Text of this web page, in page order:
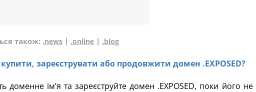
також: .news | .online | .blog
зареєструвати або продовжити домен .EXPOSED?
доменне ім’я та зареєструйте домен .EXPOSED, поки його